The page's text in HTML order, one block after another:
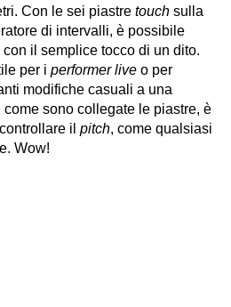
Con le sei piastre touch sulla
di intervalli, è possibile
il semplice tocco di un dito.
per i performer live o per
modifiche casuali a una
sono collegate le piastre, è
il pitch, come qualsiasi
Wow!